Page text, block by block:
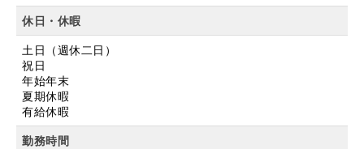
休日・休暇
土日（週休二日）
祝日
年始年末
夏期休暇
有給休暇
勤務時間